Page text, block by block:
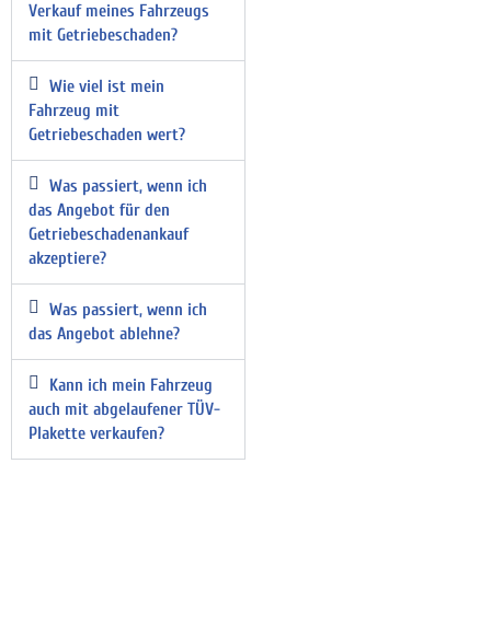
Verkauf meines Fahrzeugs
mit Getriebeschaden?
Wie viel ist mein
Fahrzeug mit
Getriebeschaden wert?
Was passiert, wenn ich
das Angebot für den
Getriebeschadenankauf
akzeptiere?
Was passiert, wenn ich
das Angebot ablehne?
Kann ich mein Fahrzeug
auch mit abgelaufener TÜV-
Plakette verkaufen?